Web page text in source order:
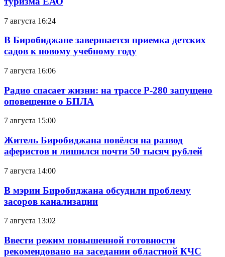
7 августа 16:24
В Биробиджане завершается приемка детских
садов к новому учебному году
7 августа 16:06
Радио спасает жизни: на трассе Р-280 запущено
оповещение о БПЛА
7 августа 15:00
Житель Биробиджана повёлся на развод
аферистов и лишился почти 50 тысяч рублей
7 августа 14:00
В мэрии Биробиджана обсудили проблему
засоров канализации
7 августа 13:02
Ввести режим повышенной готовности
рекомендовано на заседании областной КЧС